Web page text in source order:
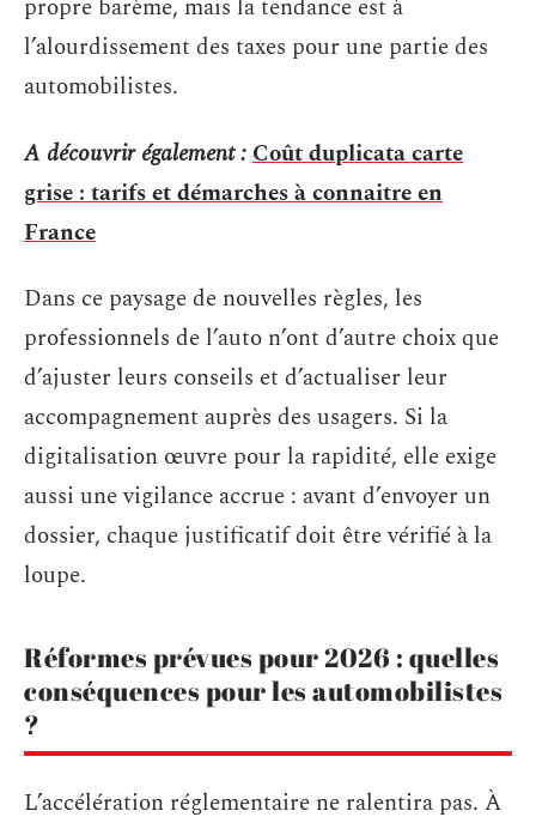
propre barème, mais la tendance est à
l’alourdissement des taxes pour une partie des
automobilistes.
A découvrir également :Coût duplicata carte
grise : tarifs et démarches à connaitre en
France
Dans ce paysage de nouvelles règles, les
professionnels de l’auto n’ont d’autre choix que
d’ajuster leurs conseils et d’actualiser leur
accompagnement auprès des usagers. Si la
digitalisation œuvre pour la rapidité, elle exige
aussi une vigilance accrue : avant d’envoyer un
dossier, chaque justificatif doit être vérifié à la
loupe.
Réformes prévues pour 2026 : quelles
conséquences pour les automobilistes
?
L’accélération réglementaire ne ralentira pas. À